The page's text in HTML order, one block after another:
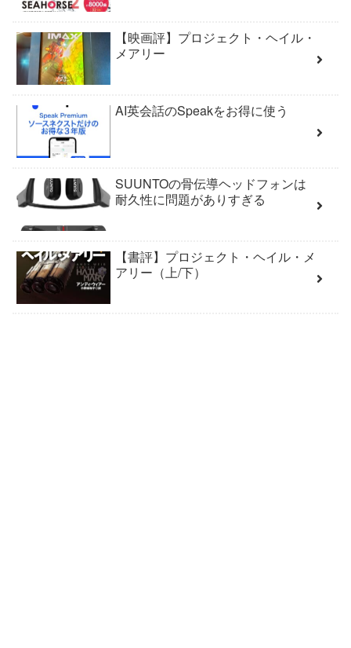
【映画評】プロジェクト・ヘイル・
メアリー
AI英会話のSpeakをお得に使う
SUUNTOの骨伝導ヘッドフォンは
耐久性に問題がありすぎる
【書評】プロジェクト・ヘイル・メ
アリー（上/下）